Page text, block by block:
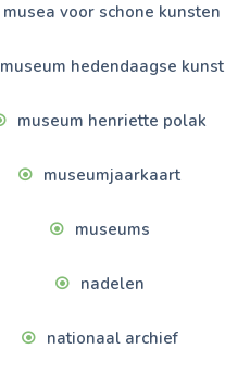
musea voor schone kunsten
museum hedendaagse kunst
museum henriette polak
museumjaarkaart
museums
nadelen
nationaal archief